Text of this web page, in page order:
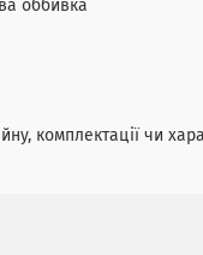
оббивка
комплектації чи